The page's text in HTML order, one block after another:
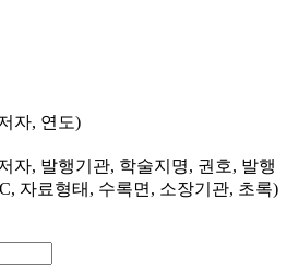
자, 연도)
자, 발행기관, 학술지명, 권호, 발행
자료형태, 수록면, 소장기관, 초록)